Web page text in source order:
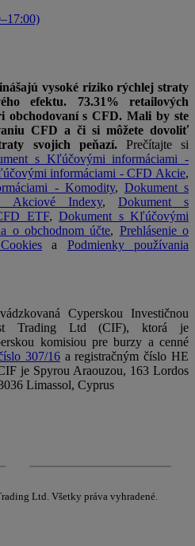
vysoké riziko rýchlej straty
efektu. 73.31% retailových
obchodovaní s CFD. Mali by ste
CFD a či si môžete dovoliť
svojich peňazí.Prečítajte si
s Kľúčovými informáciami -
informáciami - CFD Akcie,
- Komodity, Dokument s
Akciové Indexy, Dokument s
ETF,Dokument s Kľúčovými
o obchodnom účte, Prehlásenie o
a Podmienky používania
Cyperskou Investičnou
Trading Ltd (CIF), ktorá je
komisiou pre burzy a cenné
307/16a registračným číslo HE
je Spyrou Araouzou, 163 Lordos
Limassol, Cyprus
Ltd. Všetky práva vyhradené.